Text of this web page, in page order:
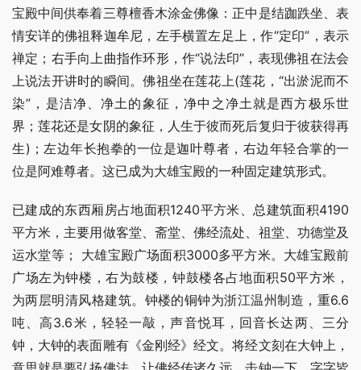
宝殿中间供奉着三尊檀香木涂金佛像：正中是结跏跌坐、表
情安详的佛祖释迦牟尼，左手横置左足上，作“定印”，表示
禅定；右手向上曲指作环形，作“说法印”，表现佛祖在法会
上说法开讲时的瞬间。佛祖坐在莲花上(莲花，“出淤泥而不
染”，是洁净、净土的象征，净中之净土就是西方极乐世
界；莲花还是女阴的象征，人生于彼而死后复归于彼获得再
生)；左边年长抱拳的一位是迦叶尊者，右边年轻合掌的一
位是阿难尊者。这已成为大雄宝殿的一种固定建筑形式。
已建成的东西厢房占地面积1240平方米、总建筑面积4190
平方米，主要用做客堂、斋堂、佛经流处、祖堂、功德堂及
运水堂等； 大雄宝殿广场面积3000多平方米。大雄宝殿前
广场左为钟楼，右为鼓楼，钟鼓楼各占地面积50平方米，
为两层明清风格建筑。钟楼的铜钟为浙江温州制造，重6.6
吨、高3.6米，轻轻一敲，声音悦耳，回音长达两、三分
钟，大钟的表面雕有《金刚经》经文。将经文刻在大钟上，